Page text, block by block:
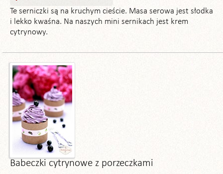
Te serniczki są na kruchym cieście. Masa serowa jest słodka
i lekko kwaśna. Na naszych mini sernikach jest krem
cytrynowy.
Babeczki cytrynowe z porzeczkami